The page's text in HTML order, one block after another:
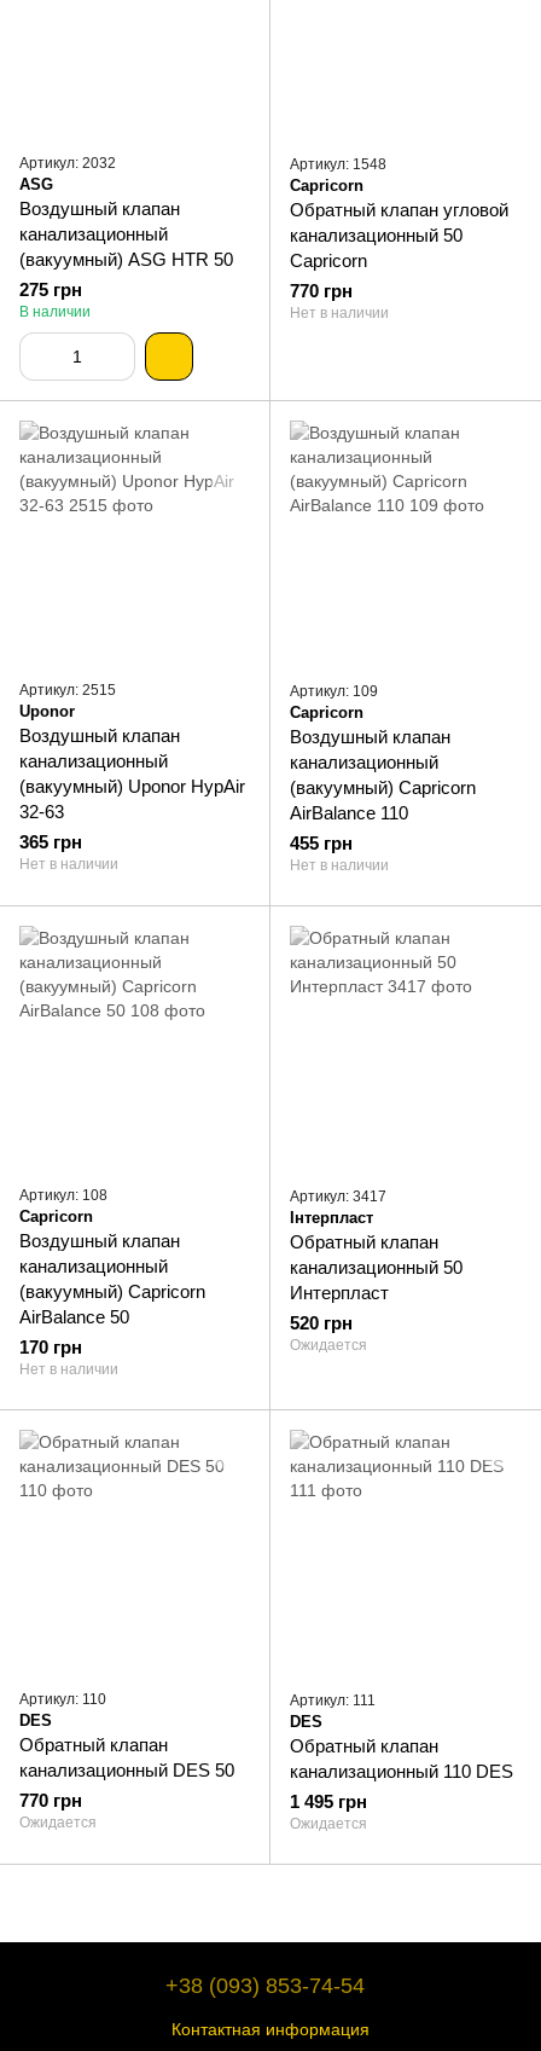
Артикул: 2032
ASG
Воздушный клапан
канализационный
(вакуумный) ASG HTR 50
275 грн
В наличии
Артикул: 1548
Capricorn
Обратный клапан угловой
канализационный 50
Capricorn
770 грн
Нет в наличии
Артикул: 2515
Uponor
Воздушный клапан
канализационный
(вакуумный) Uponor HypAir
32-63
365 грн
Нет в наличии
Артикул: 109
Capricorn
Воздушный клапан
канализационный
(вакуумный) Capricorn
AirBalance 110
455 грн
Нет в наличии
Артикул: 108
Capricorn
Воздушный клапан
канализационный
(вакуумный) Capricorn
AirBalance 50
170 грн
Нет в наличии
Артикул: 3417
Інтерпласт
Обратный клапан
канализационный 50
Интерпласт
520 грн
Ожидается
Артикул: 110
DES
Обратный клапан
канализационный DES 50
770 грн
Ожидается
Артикул: 111
DES
Обратный клапан
канализационный 110 DES
1 495 грн
Ожидается
+38 (093) 853-74-54
Контактная информация